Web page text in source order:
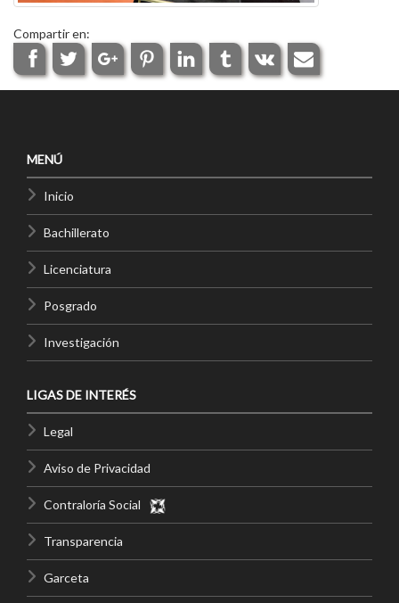
Compartir en:
MENÚ
Inicio
Bachillerato
Licenciatura
Posgrado
Investigación
LIGAS DE INTERÉS
Legal
Aviso de Privacidad
Contraloría Social
Transparencia
Garceta